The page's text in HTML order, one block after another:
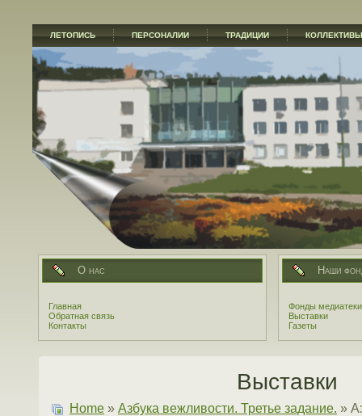
ЛЕТОПИСЬ ПЕРСОНАЛИИ ТРАДИЦИИ КОЛЛЕКТИВЫ
О нас
Главная
Обратная связь
Контакты
Наши
Фонды медиатеки
Выставки
Газеты
Выставки
Home » Азбука вежливости. Третье задание. »